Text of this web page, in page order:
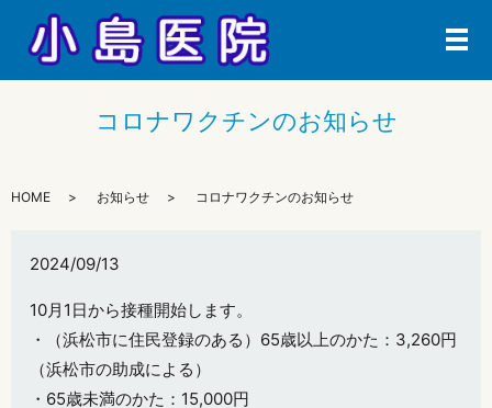
メ
コロナワクチンのお知らせ
HOME お知らせ コロナワクチンのお知らせ
2024/09/13
10月1日から接種開始します。
・（浜松市に住民登録のある）65歳以上のかた：3,260円
（浜松市の助成による）
・65歳未満のかた：15,000円